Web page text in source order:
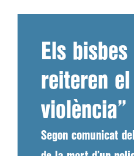
Els
reiteren
violència”
Segon comunicat